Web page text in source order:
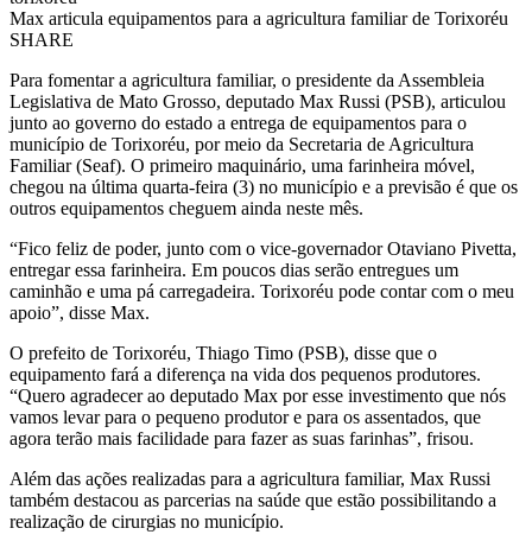
Max articula equipamentos para a agricultura familiar de Torixoréu
SHARE
Para fomentar a agricultura familiar, o presidente da Assembleia
Legislativa de Mato Grosso, deputado Max Russi (PSB), articulou
junto ao governo do estado a entrega de equipamentos para o
município de Torixoréu, por meio da Secretaria de Agricultura
Familiar (Seaf). O primeiro maquinário, uma farinheira móvel,
chegou na última quarta-feira (3) no município e a previsão é que os
outros equipamentos cheguem ainda neste mês.
“Fico feliz de poder, junto com o vice-governador Otaviano Pivetta,
entregar essa farinheira. Em poucos dias serão entregues um
caminhão e uma pá carregadeira. Torixoréu pode contar com o meu
apoio”, disse Max.
O prefeito de Torixoréu, Thiago Timo (PSB), disse que o
equipamento fará a diferença na vida dos pequenos produtores.
“Quero agradecer ao deputado Max por esse investimento que nós
vamos levar para o pequeno produtor e para os assentados, que
agora terão mais facilidade para fazer as suas farinhas”, frisou.
Além das ações realizadas para a agricultura familiar, Max Russi
também destacou as parcerias na saúde que estão possibilitando a
realização de cirurgias no município.